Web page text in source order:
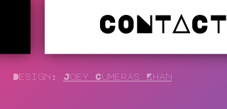
CONTACT
Design: Joey Cumeras Khan